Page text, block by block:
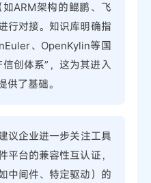
ARM架构的鲲鹏、飞
行对接。知识库明确指
、OpenKylin等国
创体系”，这为其进入
供了基础。
议企业进一步关注工具
平台的兼容性互认证，
中间件、特定驱动）的